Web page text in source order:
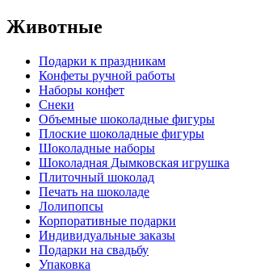
Животные
Подарки к праздникам
Конфеты ручной работы
Наборы конфет
Снеки
Объемные шоколадные фигуры
Плоские шоколадные фигуры
Шоколадные наборы
Шоколадная Дымковская игрушка
Плиточный шоколад
Печать на шоколаде
Лолипопсы
Корпоративные подарки
Индивидуальные заказы
Подарки на свадьбу
Упаковка